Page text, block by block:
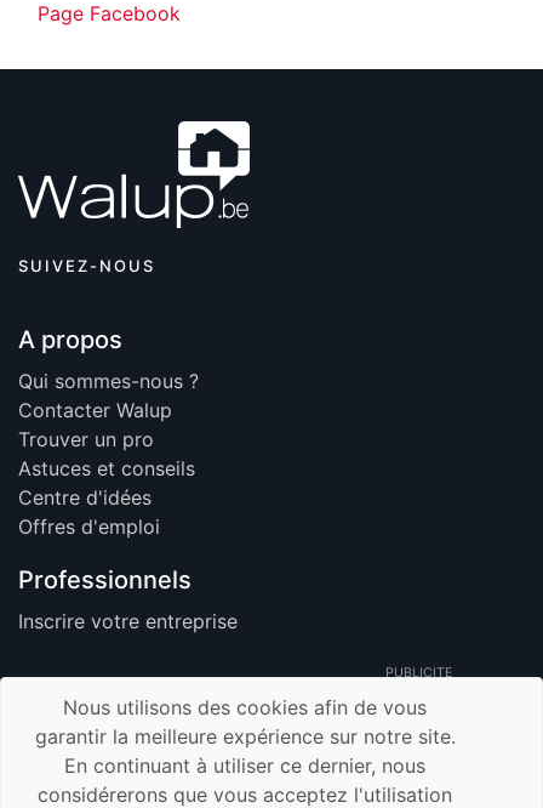
Page Facebook
SUIVEZ-NOUS
A propos
Qui sommes-nous ?
Contacter Walup
Trouver un pro
Astuces et conseils
Centre d'idées
Offres d'emploi
Professionnels
Inscrire votre entreprise
PUBLICITE
© 2026 Walup.be - Tous Droits Réservés -
Membre de TrustUp.be
Nous utilisons des cookies afin de vous
garantir la meilleure expérience sur notre site.
En continuant à utiliser ce dernier, nous
considérerons que vous acceptez l'utilisation